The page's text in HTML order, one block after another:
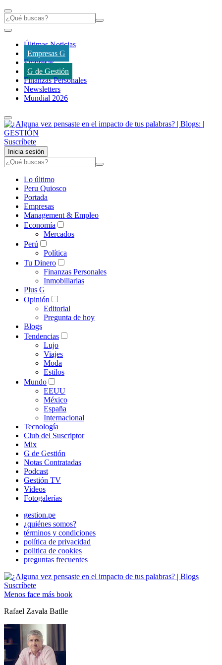
Últimas Noticias
Empresas G
Empresas
G de Gestión
Finanzas Personales
Newsletters
Mundial 2026
Suscríbete
Inicia sesión
Lo último
Peru Quiosco
Portada
Empresas
Management & Empleo
Economía
Mercados
Perú
Política
Tu Dinero
Finanzas Personales
Inmobiliarias
Plus G
Opinión
Editorial
Pregunta de hoy
Blogs
Tendencias
Lujo
Viajes
Moda
Estilos
Mundo
EEUU
México
España
Internacional
Tecnología
Club del Suscriptor
Mix
G de Gestión
Notas Contratadas
Podcast
Gestión TV
Videos
Fotogalerías
gestion.pe
¿quiénes somos?
términos y condiciones
política de privacidad
politica de cookies
preguntas frecuentes
Suscríbete
Menos face más book
Rafael Zavala Batlle